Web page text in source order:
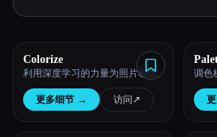
博客
Colorize
利用深度学习的力量为照片着色
更多细节 → 访问 ↗︎
调色